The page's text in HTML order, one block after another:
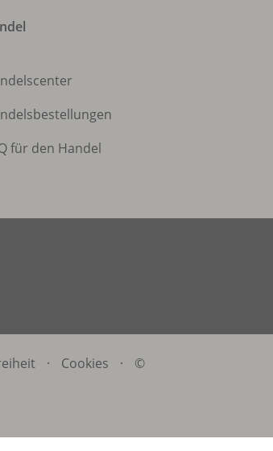
für den Handel
· Cookies ·
©